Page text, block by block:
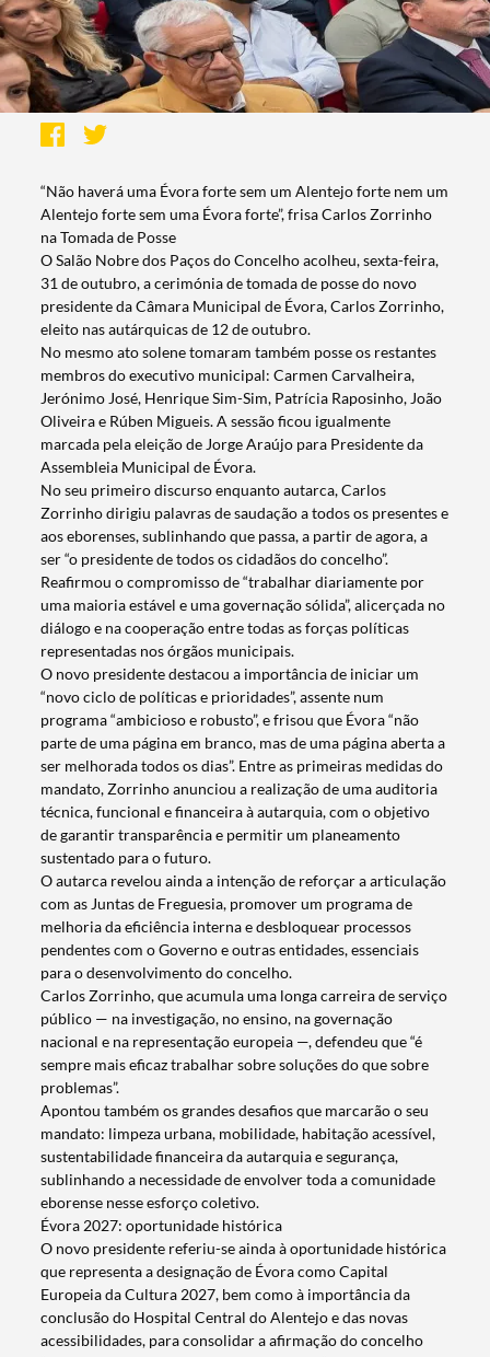
“Não haverá uma Évora forte sem um Alentejo forte nem um
Alentejo forte sem uma Évora forte”, frisa Carlos Zorrinho
na Tomada de Posse
O Salão Nobre dos Paços do Concelho acolheu, sexta-feira,
31 de outubro, a cerimónia de tomada de posse do novo
presidente da Câmara Municipal de Évora, Carlos Zorrinho,
eleito nas autárquicas de 12 de outubro.
No mesmo ato solene tomaram também posse os restantes
membros do executivo municipal: Carmen Carvalheira,
Jerónimo José, Henrique Sim-Sim, Patrícia Raposinho, João
Oliveira e Rúben Migueis. A sessão ficou igualmente
marcada pela eleição de Jorge Araújo para Presidente da
Assembleia Municipal de Évora.
No seu primeiro discurso enquanto autarca, Carlos
Zorrinho dirigiu palavras de saudação a todos os presentes e
aos eborenses, sublinhando que passa, a partir de agora, a
ser “o presidente de todos os cidadãos do concelho”.
Reafirmou o compromisso de “trabalhar diariamente por
uma maioria estável e uma governação sólida”, alicerçada no
diálogo e na cooperação entre todas as forças políticas
representadas nos órgãos municipais.
O novo presidente destacou a importância de iniciar um
“novo ciclo de políticas e prioridades”, assente num
programa “ambicioso e robusto”, e frisou que Évora “não
parte de uma página em branco, mas de uma página aberta a
ser melhorada todos os dias”. Entre as primeiras medidas do
mandato, Zorrinho anunciou a realização de uma auditoria
técnica, funcional e financeira à autarquia, com o objetivo
de garantir transparência e permitir um planeamento
sustentado para o futuro.
O autarca revelou ainda a intenção de reforçar a articulação
com as Juntas de Freguesia, promover um programa de
melhoria da eficiência interna e desbloquear processos
pendentes com o Governo e outras entidades, essenciais
para o desenvolvimento do concelho.
Carlos Zorrinho, que acumula uma longa carreira de serviço
público — na investigação, no ensino, na governação
nacional e na representação europeia —, defendeu que “é
sempre mais eficaz trabalhar sobre soluções do que sobre
problemas”.
Apontou também os grandes desafios que marcarão o seu
mandato: limpeza urbana, mobilidade, habitação acessível,
sustentabilidade financeira da autarquia e segurança,
sublinhando a necessidade de envolver toda a comunidade
eborense nesse esforço coletivo.
Évora 2027: oportunidade histórica
O novo presidente referiu-se ainda à oportunidade histórica
que representa a designação de Évora como Capital
Europeia da Cultura 2027, bem como à importância da
conclusão do Hospital Central do Alentejo e das novas
acessibilidades, para consolidar a afirmação do concelho